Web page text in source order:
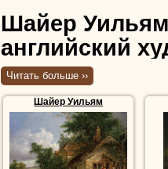
Шайер
английский
романтизма.
Шайер,
начавший рисуя
Читать больше ››
Шайер Уильям